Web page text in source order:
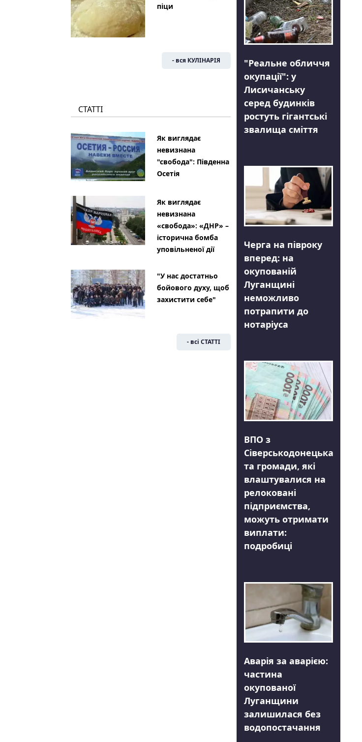
піци
- вся КУЛІНАРІЯ
СТАТТІ
Як виглядає
невизнана
"свобода": Південна
Осетія
Як виглядає
невизнана
«свобода»: «ДНР» –
історична бомба
уповільненої дії
"У нас достатньо
бойового духу, щоб
захистити себе"
- всі СТАТТІ
"Реальне обличчя
окупації": у
Лисичанську
серед будинків
ростуть гігантські
звалища сміття
Черга на півроку
вперед: на
окупованій
Луганщині
неможливо
потрапити до
нотаріуса
ВПО з
Сіверськодонецька
та громади, які
влаштувалися на
релоковані
підприємства,
можуть отримати
виплати:
подробиці
Аварія за аварією:
частина
окупованої
Луганщини
залишилася без
водопостачання